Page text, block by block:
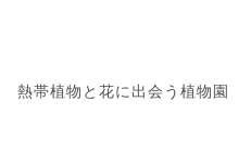
熱帯植物と花に出会う植物園